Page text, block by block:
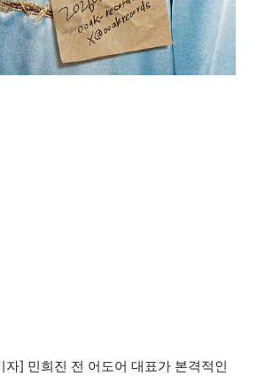
] 민희진 전 어도어 대표가 본격적인